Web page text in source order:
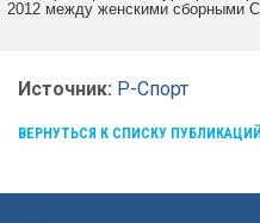
2012 между женскими сборными
Источник: Р-Спорт
ВЕРНУТЬСЯ К СПИСКУ ПУБЛИКАЦИЙ